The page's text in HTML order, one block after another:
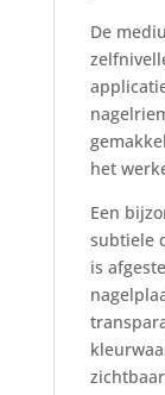
De
het
Een
subtiele
is